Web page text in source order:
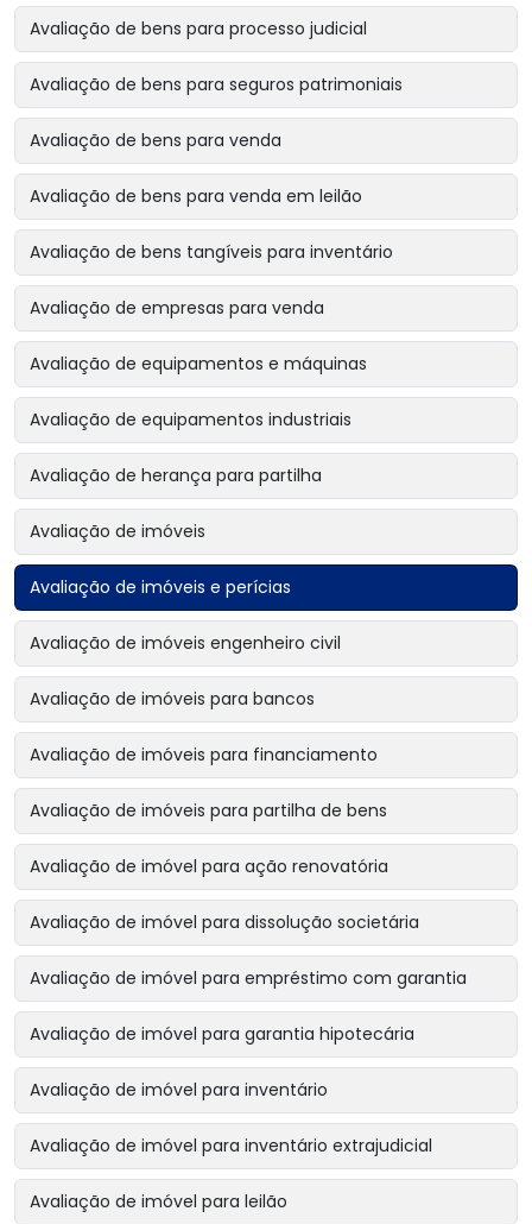
Avaliação de bens para processo judicial
Avaliação de bens para seguros patrimoniais
Avaliação de bens para venda
Avaliação de bens para venda em leilão
Avaliação de bens tangíveis para inventário
Avaliação de empresas para venda
Avaliação de equipamentos e máquinas
Avaliação de equipamentos industriais
Avaliação de herança para partilha
Avaliação de imóveis
Avaliação de imóveis e perícias
Avaliação de imóveis engenheiro civil
Avaliação de imóveis para bancos
Avaliação de imóveis para financiamento
Avaliação de imóveis para partilha de bens
Avaliação de imóvel para ação renovatória
Avaliação de imóvel para dissolução societária
Avaliação de imóvel para empréstimo com garantia
Avaliação de imóvel para garantia hipotecária
Avaliação de imóvel para inventário
Avaliação de imóvel para inventário extrajudicial
Avaliação de imóvel para leilão